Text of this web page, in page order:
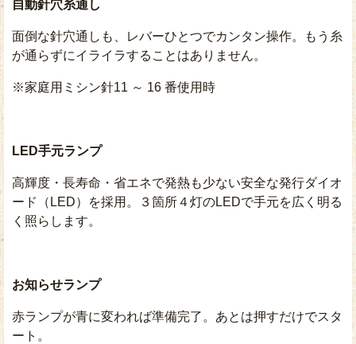
自動針穴糸通し
面倒な針穴通しも、レバーひとつでカンタン操作。もう糸
が通らずにイライラすることはありません。
※家庭用ミシン針11 ～ 16 番使用時
LED手元ランプ
高輝度・長寿命・省エネで発熱も少ない安全な発行ダイオ
ード（LED）を採用。３箇所４灯のLEDで手元を広く明る
く照らします。
お知らせランプ
赤ランプが青に変われば準備完了。あとは押すだけでスタ
ート。